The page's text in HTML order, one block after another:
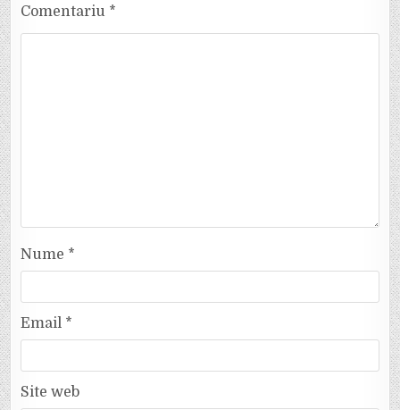
Comentariu *
Nume *
Email *
Site web